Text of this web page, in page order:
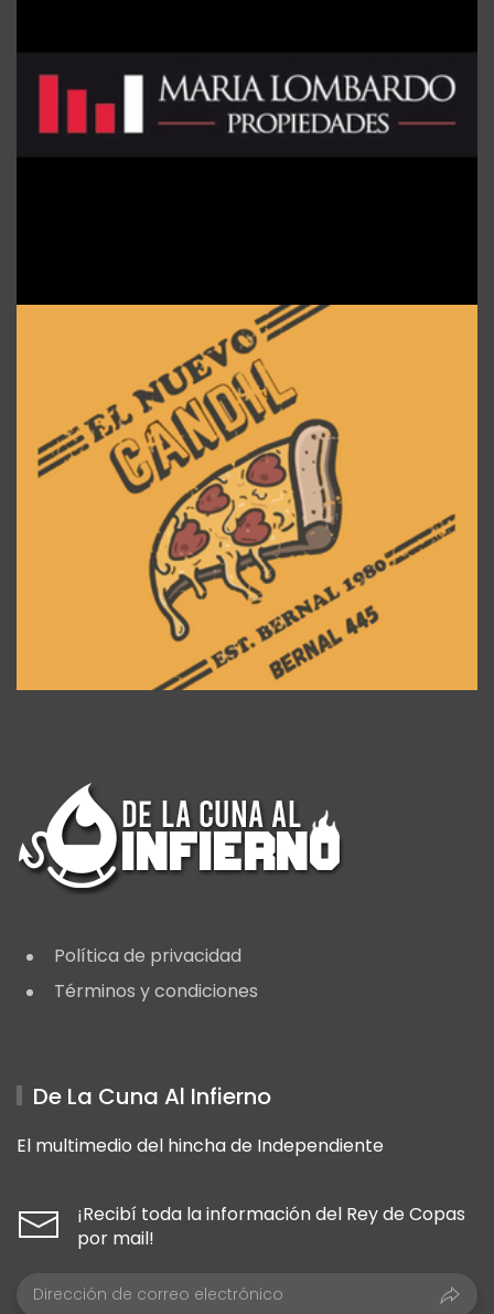
Política de privacidad
Términos y condiciones
De La Cuna Al Infierno
El multimedio del hincha de Independiente
¡Recibí toda la información del Rey de Copas
por mail!